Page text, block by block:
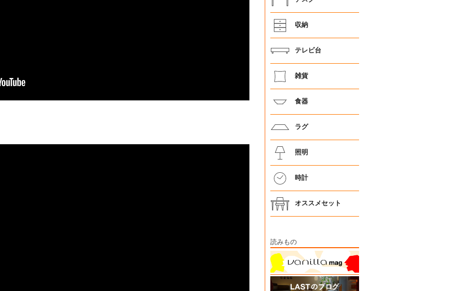
収納
テレビ台
雑貨
食器
ラグ
照明
時計
オススメセット
読みもの